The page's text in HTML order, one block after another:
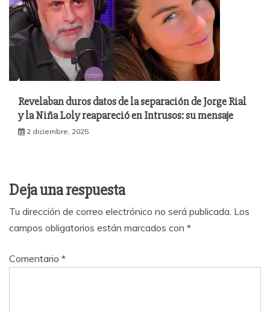
Revelaban duros datos de la separación de Jorge Rial
y la Niña Loly reapareció en Intrusos: su mensaje
2 diciembre, 2025
Deja una respuesta
Tu dirección de correo electrónico no será publicada. Los
campos obligatorios están marcados con *
Comentario *